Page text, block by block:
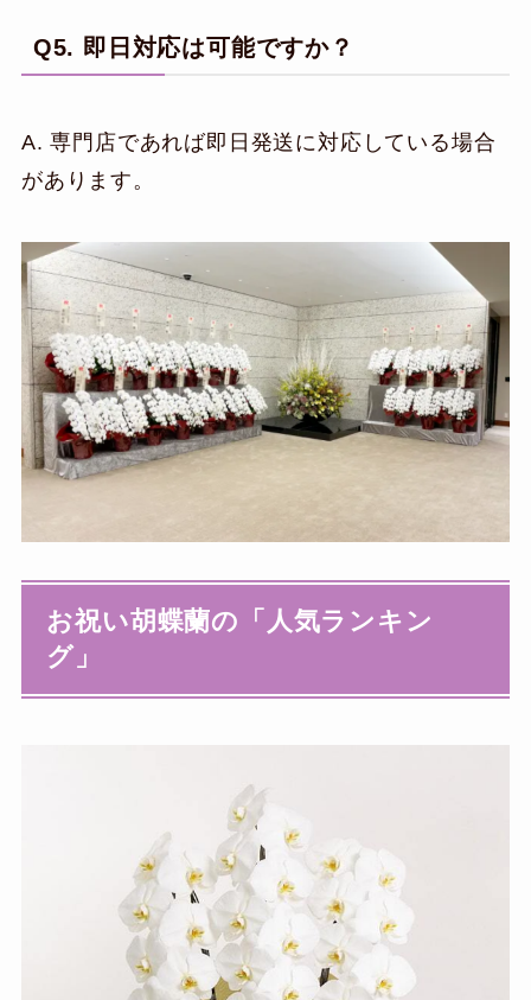
Q5. 即日対応は可能ですか？
A. 専門店であれば即日発送に対応している場合
があります。
お祝い胡蝶蘭の「人気ランキン
グ」